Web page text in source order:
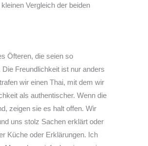
Vergleich der beiden
Öfteren, die seien so
Freundlichkeit ist nur anders
wir einen Thai, mit dem wir
als authentischer. Wenn die
zeigen sie es halt offen. Wir
uns stolz Sachen erklärt oder
Küche oder Erklärungen. Ich